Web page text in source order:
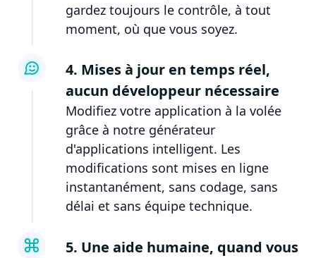
gardez toujours le contrôle, à tout
moment, où que vous soyez.
4. Mises à jour en temps réel,
aucun développeur nécessaire
Modifiez votre application à la volée
grâce à notre générateur
d'applications intelligent. Les
modifications sont mises en ligne
instantanément, sans codage, sans
délai et sans équipe technique.
5. Une aide humaine, quand vous